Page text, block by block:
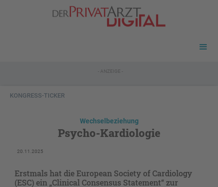
- ANZEIGE -
KONGRESS-TICKER
Wechselbeziehung
Psycho-Kardiologie
20.11.2025
Erstmals hat die European Society of Cardiology
(ESC) ein „Clinical Consensus Statement“ zur